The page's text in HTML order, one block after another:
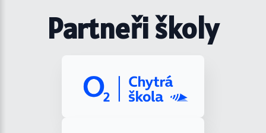
Partneři školy